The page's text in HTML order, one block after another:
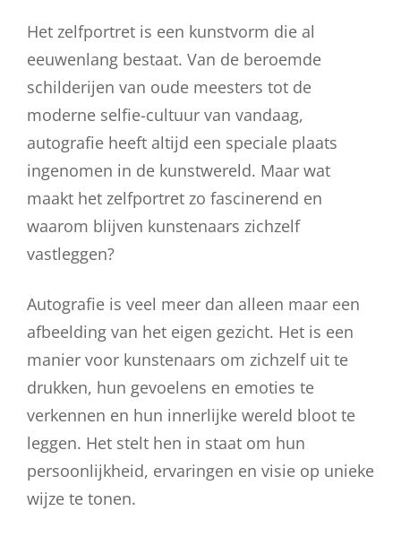
Het zelfportret is een kunstvorm die al
eeuwenlang bestaat. Van de beroemde
schilderijen van oude meesters tot de
moderne selfie-cultuur van vandaag,
autografie heeft altijd een speciale plaats
ingenomen in de kunstwereld. Maar wat
maakt het zelfportret zo fascinerend en
waarom blijven kunstenaars zichzelf
vastleggen?
Autografie is veel meer dan alleen maar een
afbeelding van het eigen gezicht. Het is een
manier voor kunstenaars om zichzelf uit te
drukken, hun gevoelens en emoties te
verkennen en hun innerlijke wereld bloot te
leggen. Het stelt hen in staat om hun
persoonlijkheid, ervaringen en visie op unieke
wijze te tonen.